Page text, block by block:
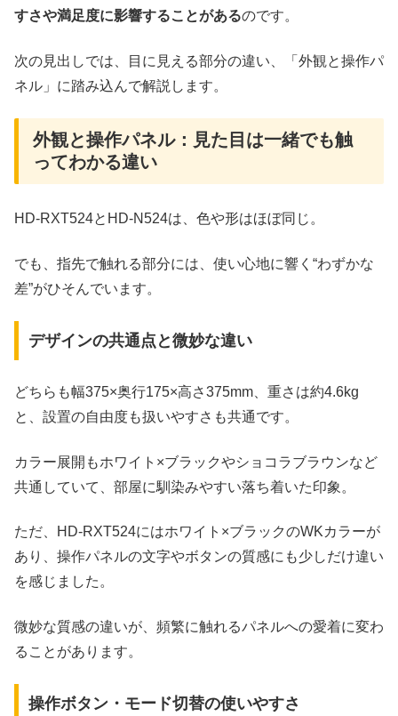
すさや満足度に影響することがあるのです。
次の見出しでは、目に見える部分の違い、「外観と操作パ
ネル」に踏み込んで解説します。
外観と操作パネル：見た目は一緒でも触
ってわかる違い
HD‑RXT524とHD‑N524は、色や形はほぼ同じ。
でも、指先で触れる部分には、使い心地に響く“わずかな
差”がひそんでいます。
デザインの共通点と微妙な違い
どちらも幅375×奥行175×高さ375mm、重さは約4.6kg
と、設置の自由度も扱いやすさも共通です。
カラー展開もホワイト×ブラックやショコラブラウンなど
共通していて、部屋に馴染みやすい落ち着いた印象。
ただ、HD‑RXT524にはホワイト×ブラックのWKカラーが
あり、操作パネルの文字やボタンの質感にも少しだけ違い
を感じました。
微妙な質感の違いが、頻繁に触れるパネルへの愛着に変わ
ることがあります。
操作ボタン・モード切替の使いやすさ